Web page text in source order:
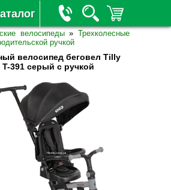
велосипеды »Трехколесные
ручкой
велосипед беговел Tilly
T-391 серый с ручкой